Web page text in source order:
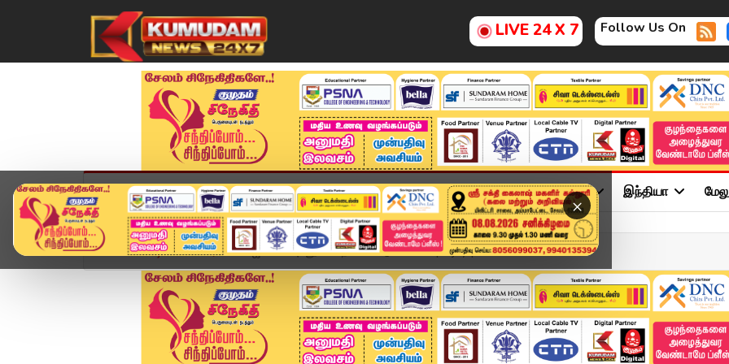
LIVE 24 X 7 Follow Us On
×
முகப்பு விளையாட்டு அண்மை தமிழ்நாடு சினிமா அரசியல் விளையாட்டு இந்தியா
Home வீடியோ ஸ்டோரி விஜய் வேட்புமனுவின் நிலைப்பாடு என்ன ? | Vijay |...